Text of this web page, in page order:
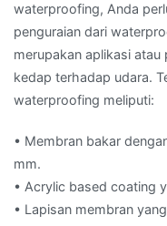
waterproofing, Anda
penguraian dari
merupakan aplikasi
kedap terhadap udara.
waterproofing meliputi:
• Membran bakar
mm.
• Acrylic based coating
• Lapisan membran